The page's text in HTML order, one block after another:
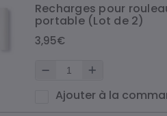
Recharges pour
portable (Lot de 2)
3,95€
Ajouter à la